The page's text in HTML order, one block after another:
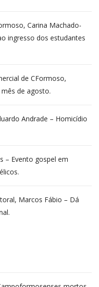
Carina Machado-
ingresso dos estudantes
de CFormoso,
de agosto.
Andrade – Homicídio
– Evento gospel em
Marcos Fábio – Dá